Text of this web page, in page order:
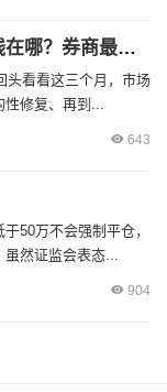
一季度收官在即！2026二季度A股主线在哪？券商最新研判速览
头看看这三个月，市场
性修复、再到...
643
50万不会强制平仓，
虽然证监会表态...
904